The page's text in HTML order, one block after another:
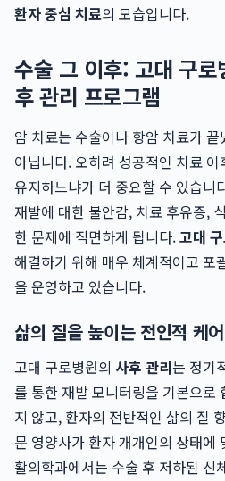
환자 중심 치료의 모습입니다.
수술 그 이후: 고대 구
후 관리 프로그램
암 치료는 수술이나 항암 치료가
아닙니다. 오히려 성공적인 치료
유지하느냐가 더 중요할 수 있습니
재발에 대한 불안감, 치료 후유증,
한 문제에 직면하게 됩니다.고대
해결하기 위해 매우 체계적이고 포
을 운영하고 있습니다.
삶의 질을 높이는 전인적 케어
고대 구로병원의 사후 관리는 정기
를 통한 재발 모니터링을 기본으로
지 않고, 환자의 전반적인 삶의 질
문 영양사가 환자 개개인의 상태에
활의학과에서는 수술 후 저하된 신